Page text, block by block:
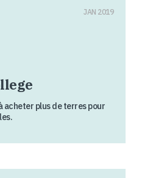
JAN 2019
acheter plus de terres pour